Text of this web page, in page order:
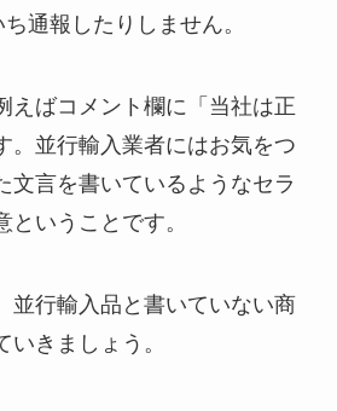
通報したりしません。
えばコメント欄に「当社は正
。並行輸入業者にはお気をつ
文言を書いているようなセラ
いうことです。
並行輸入品と書いていない商
きましょう。